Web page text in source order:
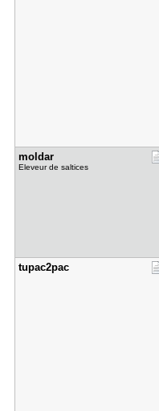
moldar
Eleveur de saltices
tupac2pac